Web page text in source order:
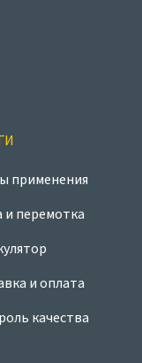
применения
и перемотка
и оплата
качества